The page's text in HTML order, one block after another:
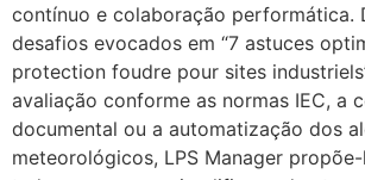
contínuo e colaboração performática.
desafios evocados em “7 astuces
protection foudre pour sites
avaliação conforme as normas IEC, a
documental ou a automatização dos
meteorológicos, LPS Manager